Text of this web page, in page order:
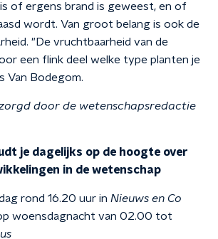
of ergens brand is geweest, en of
wordt. Van groot belang is ook de
"De vruchtbaarheid van de
een flink deel welke type planten je
Van Bodegom.
door de wetenschapsredactie
je dagelijks op de hoogte over
in de wetenschap
rond 16.20 uur in Nieuws en Co
woensdagnacht van 02.00 tot